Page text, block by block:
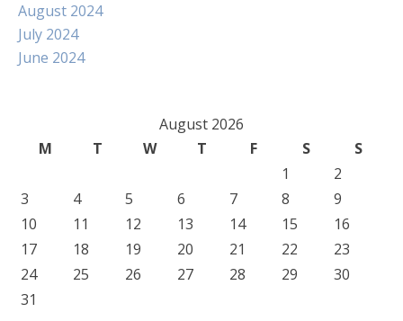
August 2024
July 2024
June 2024
August 2026
M
T W T F S
S
1
2
3
4 5 6 7 8
9
10
11 12 13 14 15
16
17
18 19 20 21 22
23
24
25 26 27 28 29
30
31